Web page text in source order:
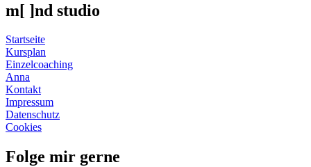
m[ ]nd studio
Startseite
Kursplan
Einzelcoaching
Anna
Kontakt
Impressum
Datenschutz
Cookies
Folge mir gerne